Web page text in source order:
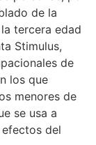
de la
tercera edad
Stimulus,
de
los que
menores de
se usa a
del